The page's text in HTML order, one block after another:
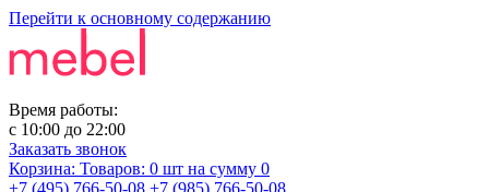
Перейти к основному содержанию
Время работы:
с 10:00 до 22:00
Заказать звонок
Корзина: Товаров: 0 шт на сумму 0
+7 (495) 766-50-08 +7 (985) 766-50-08